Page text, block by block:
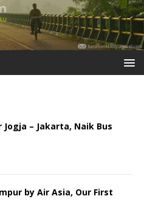
– Jakarta, Naik Bus
by Air Asia, Our First